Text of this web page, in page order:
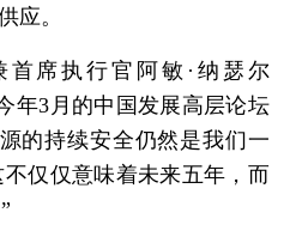
应。
席执行官阿敏·纳瑟尔
年3月的中国发展高层论坛
的持续安全仍然是我们一
仅仅意味着未来五年，而